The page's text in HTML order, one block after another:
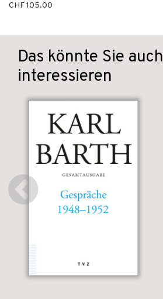
CHF 105.00
Das könnte Sie auch
interessieren